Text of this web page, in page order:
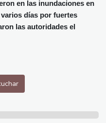
Córdoba
25 °C
Murcia
25 °C
25 °C
en las inundaciones en
días por fuertes
las autoridades el